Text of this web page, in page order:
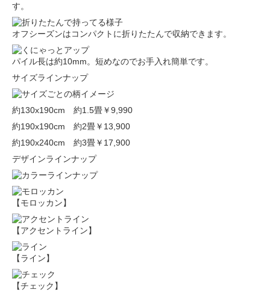
す。
オフシーズンはコンパクトに折りたたんで収納できます。
パイル長は約10mm。短めなのでお手入れ簡単です。
サイズラインナップ
約130x190cm 約1.5畳￥9,990
約190x190cm 約2畳￥13,900
約190x240cm 約3畳￥17,900
デザインラインナップ
【モロッカン】
【アクセントライン】
【ライン】
【チェック】